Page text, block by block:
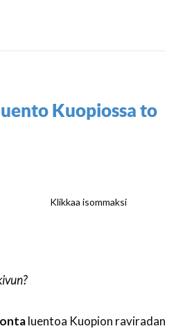
Kuopiossa to
Klikkaa isommaksi
luentoa Kuopion raviradan